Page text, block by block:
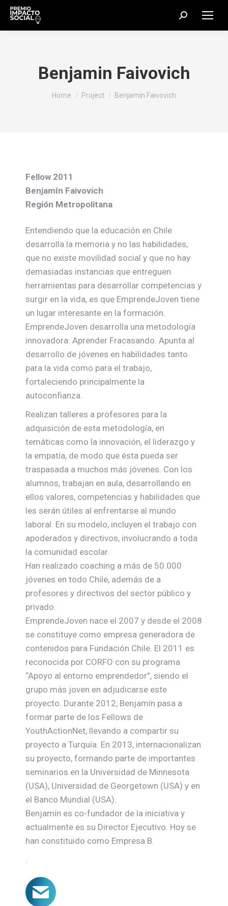
Search:
Benjamin Faivovich
You are here:
Home Project Benjamin Faivovich
Fellow 2011
Benjamín Faivovich
Región Metropolitana
Entendiendo que la educación en Chile
desarrolla la memoria y no las habilidades,
que no existe movilidad social y que no hay
demasiadas instancias que entreguen
herramientas para desarrollar competencias y
surgir en la vida, es que EmprendeJoven tiene
un lugar interesante en la formación.
EmprendeJoven desarrolla una metodología
innovadora: Aprender Fracasando. Apunta al
desarrollo de jóvenes en habilidades tanto
para la vida como para el trabajo,
fortaleciendo principalmente la
autoconfianza.
Realizan talleres a profesores para la
adquisición de esta metodología, en
temáticas como la innovación, el liderazgo y
la empatía, de modo que ésta pueda ser
traspasada a muchos más jóvenes. Con los
alumnos, trabajan en aula, desarrollando en
ellos valores, competencias y habilidades que
les serán útiles al enfrentarse al mundo
laboral. En su modelo, incluyen el trabajo con
apoderados y directivos, involucrando a toda
la comunidad escolar.
Han realizado coaching a más de 50.000
jóvenes en todo Chile, además de a
profesores y directivos del sector público y
privado.
EmprendeJoven nace el 2007 y desde el 2008
se constituye como empresa generadora de
contenidos para Fundación Chile. El 2011 es
reconocida por CORFO con su programa
“Apoyo al entorno emprendedor”, siendo el
grupo más joven en adjudicarse este
proyecto. Durante 2012, Benjamín pasa a
formar parte de los Fellows de
YouthActionNet, llevando a compartir su
proyecto a Turquía. En 2013, internacionalizan
su proyecto, formando parte de importantes
seminarios en la Universidad de Minnesota
(USA), Universidad de Georgetown (USA) y en
el Banco Mundial (USA).
Benjamín es co-fundador de la iniciativa y
actualmente es su Director Ejecutivo. Hoy se
han constituido como Empresa B.
.